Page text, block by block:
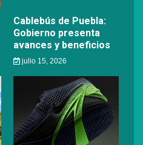
Cablebús de Puebla:
Gobierno presenta
avances y beneficios
julio 15, 2026